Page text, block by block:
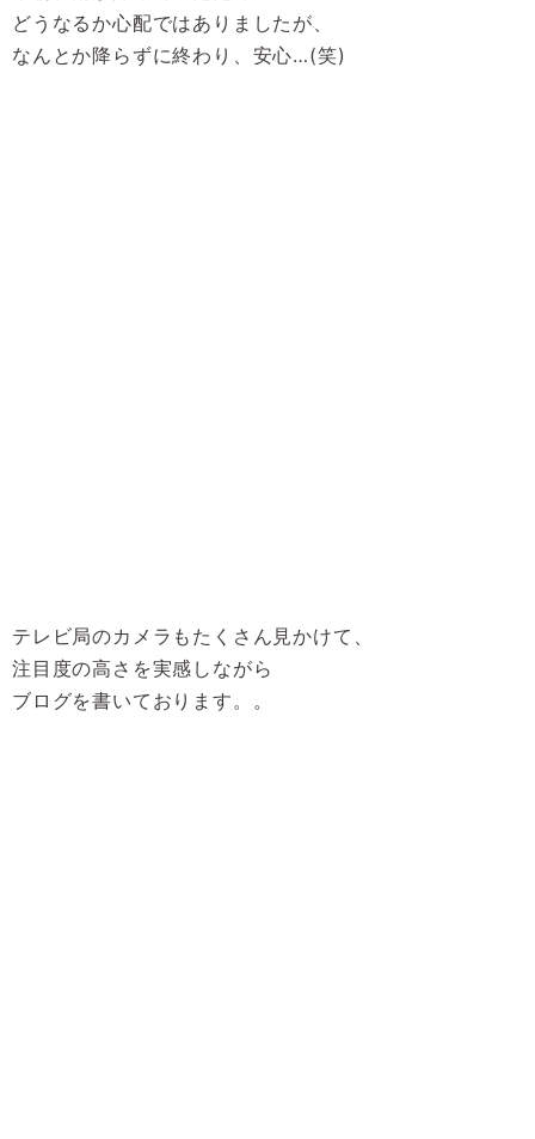
どうなるか心配ではありましたが、
なんとか降らずに終わり、安心…(笑)
テレビ局のカメラもたくさん見かけて、
注目度の高さを実感しながら
ブログを書いております。。